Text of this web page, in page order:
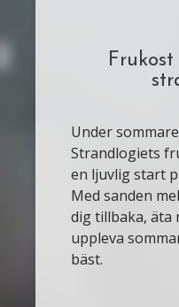
Under
Strandlogiets
en ljuvlig start
Med sanden
dig tillbaka,
uppleva
bäst.